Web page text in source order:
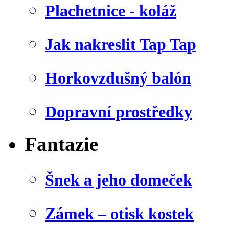
Plachetnice - koláž
Jak nakreslit Tap Tap
Horkovzdušný balón
Dopravní prostředky
Fantazie
Šnek a jeho domeček
Zámek – otisk kostek